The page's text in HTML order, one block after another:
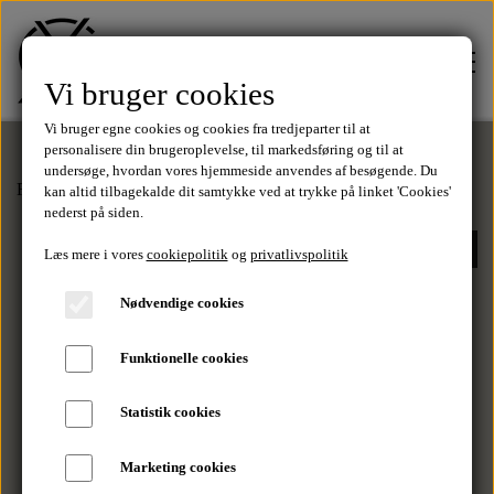
FORSIDE
TØJ
T-Shirts
MÆRKER
Forside Shorts Superflex Chino Shorts - Sand
Vi bruger cookies
Vi bruger egne cookies og cookies fra tredjeparter til at
personalisere din brugeroplevelse, til markedsføring og til at
undersøge, hvordan vores hjemmeside anvendes af besøgende. Du
kan altid tilbagekalde dit samtykke ved at trykke på linket 'Cookies'
nederst på siden.
Læs mere i vores cookiepolitikog privatlivspolitik
Nødvendige cookies
Funktionelle cookies
Statistik cookies
Marketing cookies